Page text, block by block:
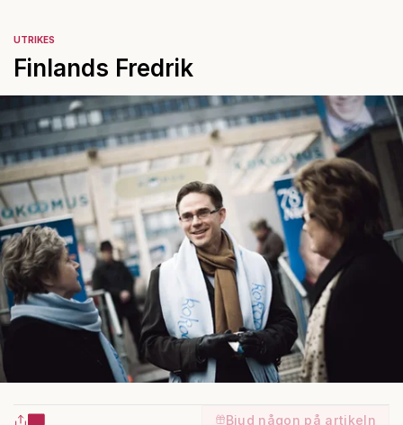
UTRIKES
Finlands Fredrik
Bjud någon på artikeln